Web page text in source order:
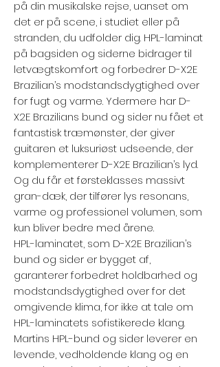
på din musikalske rejse, uanset om
det er på scene, i studiet eller på
stranden, du udfolder dig. HPL-laminat
på bagsiden og siderne bidrager til
letvægtskomfort og forbedrer D-X2E
Brazilian’s modstandsdygtighed over
for fugt og varme. Ydermere har D-
X2E Brazilians bund og sider nu fået et
fantastisk træmønster, der giver
guitaren et luksuriøst udseende, der
komplementerer D-X2E Brazilian’s lyd.
Og du får et førsteklasses massivt
gran-dæk, der tilfører lys resonans,
varme og professionel volumen, som
kun bliver bedre med årene.
HPL-laminatet, som D-X2E Brazilian’s
bund og sider er bygget af,
garanterer forbedret holdbarhed og
modstandsdygtighed over for det
omgivende klima, for ikke at tale om
HPL-laminatets sofistikerede klang.
Martins HPL-bund og sider leverer en
levende, vedholdende klang og en